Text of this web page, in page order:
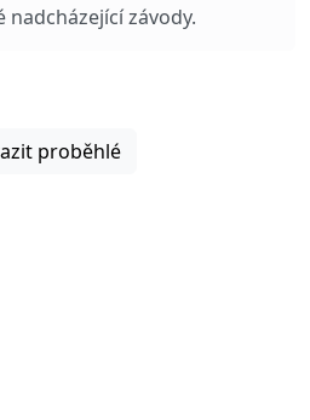
nadcházející závody.
proběhlé